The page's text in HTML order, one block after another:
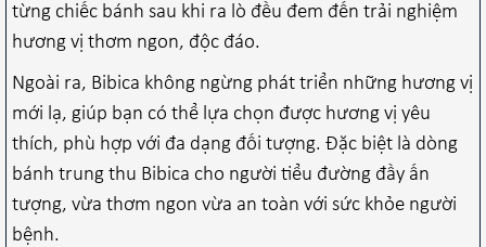
từng chiếc bánh sau khi ra lò đều đem đến trải nghiệm
hương vị thơm ngon, độc đáo.
Ngoài ra, Bibica không ngừng phát triển những hương vị
mới lạ, giúp bạn có thể lựa chọn được hương vị yêu
thích, phù hợp với đa dạng đối tượng. Đặc biệt là dòng
bánh trung thu Bibica cho người tiểu đường đầy ấn
tượng, vừa thơm ngon vừa an toàn với sức khỏe người
bệnh.